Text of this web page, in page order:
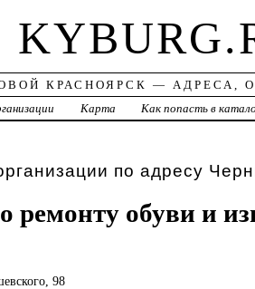
КРАСНОЯРСК — АДРЕСА,
Карта Как попасть в
по адресу
ремонту обуви и
98